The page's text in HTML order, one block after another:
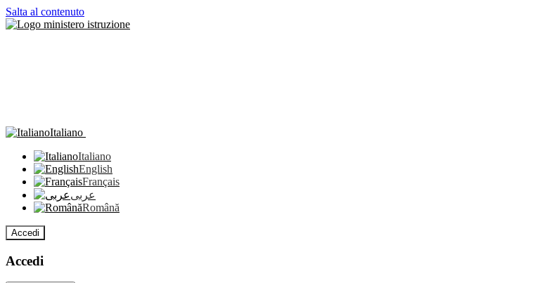
Salta al contenuto
Italiano
Italiano
English
Français
عربى
Română
Accedi
Accedi